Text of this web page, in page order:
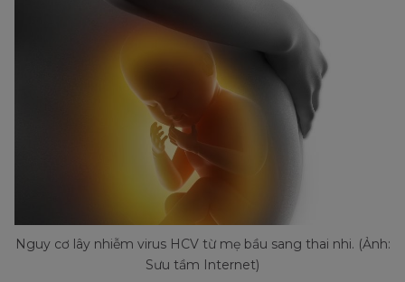
Nguy cơ lây nhiễm virus HCV từ mẹ bầu sang thai nhi. (Ảnh:
Sưu tầm Internet)